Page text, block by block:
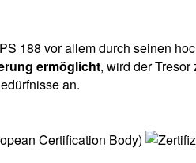
188 vor allem durch seinen
ermöglicht, wird der
an.